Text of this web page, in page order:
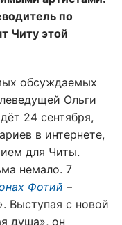
по
Читу этой
обсуждаемых
Ольги
24 сентября,
в интернете,
для Читы.
немало. 7
Фотий –
Выступая с новой
душа», он